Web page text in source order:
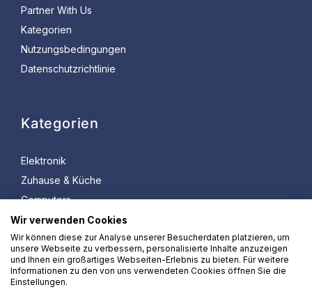
Partner With Us
Kategorien
Nutzungsbedingungen
Datenschutzrichtlinie
Kategorien
Elektronik
Zuhause & Küche
Computers
Bürobedarf
Spielzeug & Spiele
Sport & Freizeit
Wir verwenden Cookies
Wir können diese zur Analyse unserer Besucherdaten platzieren, um
unsere Webseite zu verbessern, personalisierte Inhalte anzuzeigen
und Ihnen ein großartiges Webseiten-Erlebnis zu bieten. Für weitere
Informationen zu den von uns verwendeten Cookies öffnen Sie die
Einstellungen.